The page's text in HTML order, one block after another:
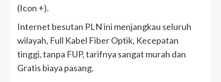
(Icon +).
Internet besutan PLN ini menjangkau seluruh
wilayah, Full Kabel Fiber Optik, Kecepatan
tinggi, tanpa FUP, tarifnya sangat murah dan
Gratis biaya pasang.